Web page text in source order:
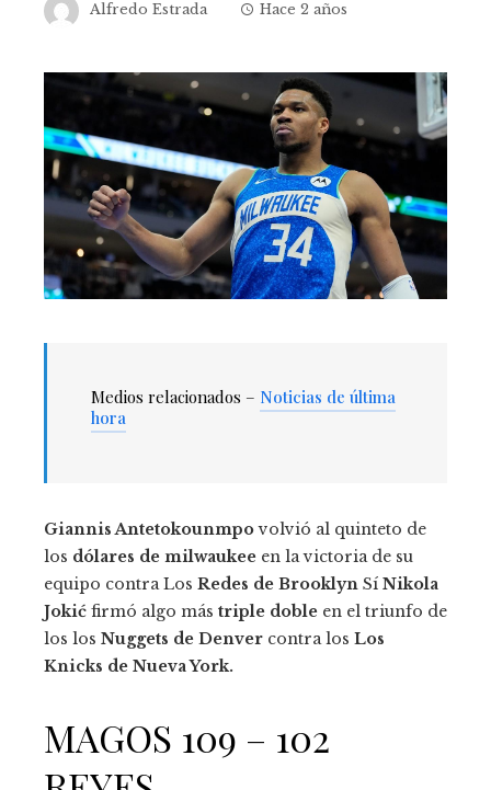
Alfredo Estrada Hace 2 años
Medios relacionados – Noticias de última
hora
Giannis Antetokounmpovolvió al quinteto de
los dólares de milwaukee en la victoria de su
equipo contra Los Redes de Brooklyn Sí Nikola
Jokić firmó algo más triple doble en el triunfo de
los los Nuggets de Denver contra los Los
Knicks de Nueva York.
MAGOS 109 – 102